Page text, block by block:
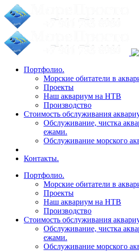
Портфолио.
Морские обитатели в
Проекты
Наш аквариум на НТВ
Производство
Стоимость обслуживания
Обслуживание, чистка
ежами.
Обслуживание морского
Контакты.
Портфолио.
Морские обитатели в
Проекты
Наш аквариум на НТВ
Производство
Стоимость обслуживания
Обслуживание, чистка
ежами.
Обслуживание морского